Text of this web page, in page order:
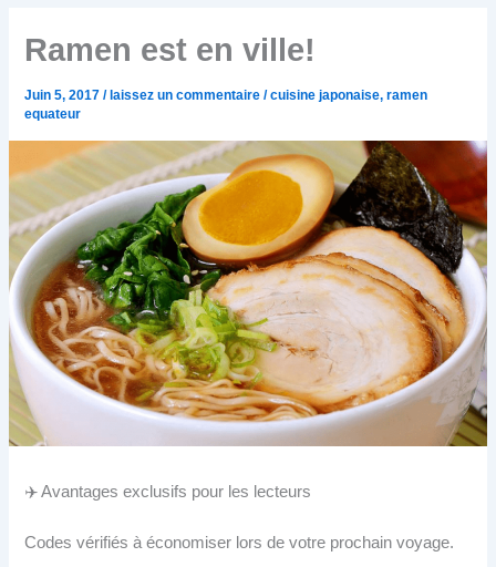
Ramen est en ville!
Juin 5, 2017/ laissez un commentaire /cuisine japonaise,ramen
equateur
✈️ Avantages exclusifs pour les lecteurs
Codes vérifiés à économiser lors de votre prochain voyage.